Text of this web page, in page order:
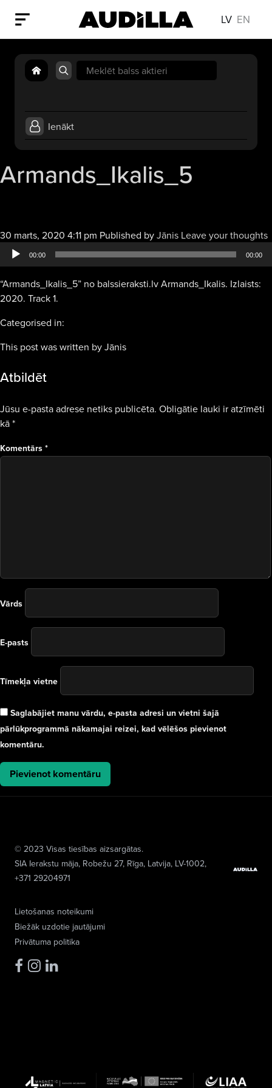
LV EN
Search
for:
Ienākt
Armands_Ikalis_5
30 marts, 2020 4:11 pm Published byJānis Leave your thoughts
00:00 00:00
“Armands_Ikalis_5” no balssieraksti.lv Armands_Ikalis. Izlaists:
2020. Track 1.
Categorised in:
This post was written by Jānis
Atbildēt
Jūsu e-pasta adrese netiks publicēta. Obligātie lauki ir atzīmēti
kā*
Komentārs*
Vārds
E-pasts
Tīmekļa vietne
Saglabājiet manu vārdu, e-pasta adresi un vietni šajā
pārlūkprogrammā nākamajai reizei, kad vēlēšos pievienot
komentāru.
Lietošanas noteikumi
Biežāk uzdotie jautājumi
Privātuma politika
© 2023 Visas tiesības aizsargātas.
SIA Ierakstu māja, Robežu 27, Rīga, Latvija, LV-1002,
+371 29204971